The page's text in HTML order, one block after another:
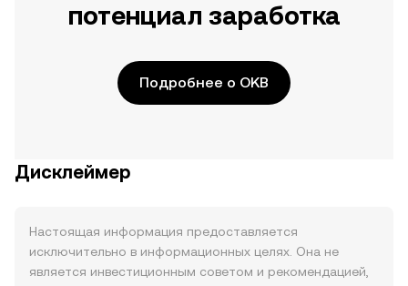
потенциал заработка
Подробнее о OKB
Дисклеймер
Настоящая информация предоставляется
исключительно в информационных целях. Она не
является инвестиционным советом и рекомендацией,